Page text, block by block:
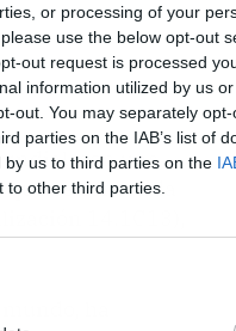
or processing of your
use the below opt-out
out request is processed
information utilized by us
out. You may separately
parties on the IAB’s list of
us to third parties on the
other third parties.
con una
se consolida
ha